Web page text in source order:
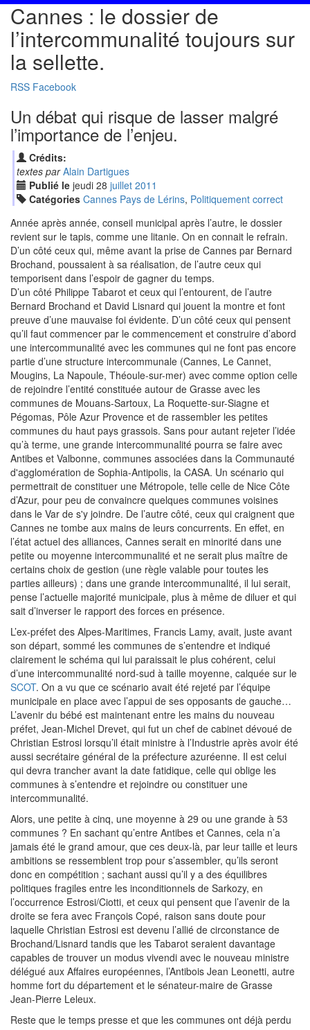
Cannes : le dossier de
l’intercommunalité toujours sur
la sellette.
RSS Facebook
Un débat qui risque de lasser malgré
l’importance de l’enjeu.
Crédits:
textes par Alain Dartigues
Publié le jeudi 28 juillet 2011
Catégories Cannes Pays de Lérins, Politiquement correct
Année après année, conseil municipal après l’autre, le dossier
revient sur le tapis, comme une litanie. On en connait le refrain.
D’un côté ceux qui, même avant la prise de Cannes par Bernard
Brochand, poussaient à sa réalisation, de l’autre ceux qui
temporisent dans l’espoir de gagner du temps.
D’un côté Philippe Tabarot et ceux qui l’entourent, de l’autre
Bernard Brochand et David Lisnard qui jouent la montre et font
preuve d’une mauvaise foi évidente. D’un côté ceux qui pensent
qu’il faut commencer par le commencement et construire d’abord
une intercommunalité avec les communes qui ne font pas encore
partie d’une structure intercommunale (Cannes, Le Cannet,
Mougins, La Napoule, Théoule-sur-mer) avec comme option celle
de rejoindre l’entité constituée autour de Grasse avec les
communes de Mouans-Sartoux, La Roquette-sur-Siagne et
Pégomas, Pôle Azur Provence et de rassembler les petites
communes du haut pays grassois. Sans pour autant rejeter l’idée
qu’à terme, une grande intercommunalité pourra se faire avec
Antibes et Valbonne, communes associées dans la Communauté
d'agglomération de Sophia-Antipolis, la CASA. Un scénario qui
permettrait de constituer une Métropole, telle celle de Nice Côte
d’Azur, pour peu de convaincre quelques communes voisines
dans le Var de s'y joindre. De l’autre côté, ceux qui craignent que
Cannes ne tombe aux mains de leurs concurrents. En effet, en
l’état actuel des alliances, Cannes serait en minorité dans une
petite ou moyenne intercommunalité et ne serait plus maître de
certains choix de gestion (une règle valable pour toutes les
parties ailleurs) ; dans une grande intercommunalité, il lui serait,
pense l’actuelle majorité municipale, plus à même de diluer et qui
sait d’inverser le rapport des forces en présence.
L’ex-préfet des Alpes-Maritimes, Francis Lamy, avait, juste avant
son départ, sommé les communes de s’entendre et indiqué
clairement le schéma qui lui paraissait le plus cohérent, celui
d’une intercommunalité nord-sud à taille moyenne, calquée sur le
SCOT. On a vu que ce scénario avait été rejeté par l’équipe
municipale en place avec l’appui de ses opposants de gauche…
L’avenir du bébé est maintenant entre les mains du nouveau
préfet, Jean-Michel Drevet, qui fut un chef de cabinet dévoué de
Christian Estrosi lorsqu’il était ministre à l’Industrie après avoir été
aussi secrétaire général de la préfecture azuréenne. Il est celui
qui devra trancher avant la date fatidique, celle qui oblige les
communes à s’entendre et rejoindre ou constituer une
intercommunalité.
Alors, une petite à cinq, une moyenne à 29 ou une grande à 53
communes ? En sachant qu’entre Antibes et Cannes, cela n’a
jamais été le grand amour, que ces deux-là, par leur taille et leurs
ambitions se ressemblent trop pour s’assembler, qu’ils seront
donc en compétition ; sachant aussi qu’il y a des équilibres
politiques fragiles entre les inconditionnels de Sarkozy, en
l’occurrence Estrosi/Ciotti, et ceux qui pensent que l’avenir de la
droite se fera avec François Copé, raison sans doute pour
laquelle Christian Estrosi est devenu l’allié de circonstance de
Brochand/Lisnard tandis que les Tabarot seraient davantage
capables de trouver un modus vivendi avec le nouveau ministre
délégué aux Affaires européennes, l’Antibois Jean Leonetti, autre
homme fort du département et le sénateur-maire de Grasse
Jean-Pierre Leleux.
Reste que le temps presse et que les communes ont déjà perdu